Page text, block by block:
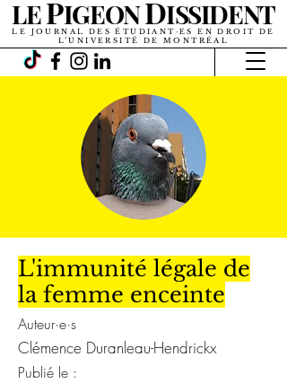
LEPIGEONDISSIDENT
LE JOURNAL DES ÉTUDIANT·ES EN DROIT DE
L’UNIVERSITÉ DE MONTRÉAL
L'immunité légale de
la femme enceinte
Auteur·e·s
Clémence Duranleau-Hendrickx
Publié le :